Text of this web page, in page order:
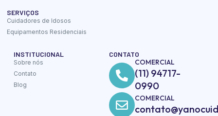
SERVIÇOS
Cuidadores de Idosos
Equipamentos Residenciais
INSTITUCIONAL
Sobre nós
Contato
Blog
CONTATO
COMERCIAL
(11) 94717-
0990
COMERCIAL